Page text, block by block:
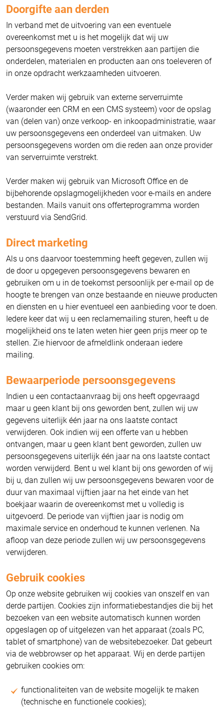
Doorgifte aan derden
In verband met de uitvoering van een eventuele
overeenkomst met u is het mogelijk dat wij uw
persoonsgegevens moeten verstrekken aan partijen die
onderdelen, materialen en producten aan ons toeleveren of
in onze opdracht werkzaamheden uitvoeren.
Verder maken wij gebruik van externe serverruimte
(waaronder een CRM en een CMS systeem) voor de opslag
van (delen van) onze verkoop- en inkoopadministratie, waar
uw persoonsgegevens een onderdeel van uitmaken. Uw
persoonsgegevens worden om die reden aan onze provider
van serverruimte verstrekt.
Verder maken wij gebruik van Microsoft Office en de
bijbehorende opslagmogelijkheden voor e-mails en andere
bestanden. Mails vanuit ons offerteprogramma worden
verstuurd via SendGrid.
Direct marketing
Als u ons daarvoor toestemming heeft gegeven, zullen wij
de door u opgegeven persoonsgegevens bewaren en
gebruiken om u in de toekomst persoonlijk per e-mail op de
hoogte te brengen van onze bestaande en nieuwe producten
en diensten en u hier eventueel een aanbieding voor te doen.
Iedere keer dat wij u een reclamemailing sturen, heeft u de
mogelijkheid ons te laten weten hier geen prijs meer op te
stellen. Zie hiervoor de afmeldlink onderaan iedere
mailing.
Bewaarperiode persoonsgegevens
Indien u een contactaanvraag bij ons heeft opgevraagd
maar u geen klant bij ons geworden bent, zullen wij uw
gegevens uiterlijk één jaar na ons laatste contact
verwijderen. Ook indien wij een offerte van u hebben
ontvangen, maar u geen klant bent geworden, zullen uw
persoonsgegevens uiterlijk één jaar na ons laatste contact
worden verwijderd. Bent u wel klant bij ons geworden of wij
bij u, dan zullen wij uw persoonsgegevens bewaren voor de
duur van maximaal vijftien jaar na het einde van het
boekjaar waarin de overeenkomst met u volledig is
uitgevoerd. De periode van vijftien jaar is nodig om
maximale service en onderhoud te kunnen verlenen. Na
afloop van deze periode zullen wij uw persoonsgegevens
verwijderen.
Gebruik cookies
Op onze website gebruiken wij cookies van onszelf en van
derde partijen. Cookies zijn informatiebestandjes die bij het
bezoeken van een website automatisch kunnen worden
opgeslagen op of uitgelezen van het apparaat (zoals PC,
tablet of smartphone) van de websitebezoeker. Dat gebeurt
via de webbrowser op het apparaat. Wij en derde partijen
gebruiken cookies om:
functionaliteiten van de website mogelijk te maken
(technische en functionele cookies);